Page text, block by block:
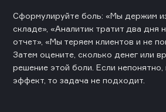
Сформулируйте боль: «Мы держим
складе», «Аналитик тратит два дня
отчет», «Мы теряем клиентов и не
Затем оцените, сколько денег или
решение этой боли. Если непонятно,
эффект, то задача не подходит.